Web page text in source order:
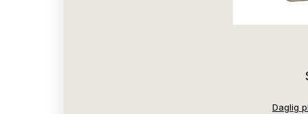
Daglig